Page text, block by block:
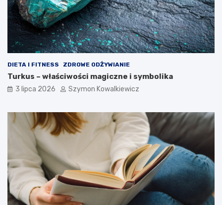
DIETA I FITNESS ZDROWE ODŻYWIANIE
Turkus – właściwości magiczne i symbolika
3 lipca 2026 Szymon Kowalkiewicz